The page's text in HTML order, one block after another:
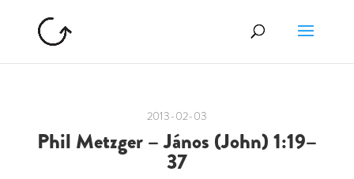
2013-02-03
Phil Metzger – János (John) 1:19–
37